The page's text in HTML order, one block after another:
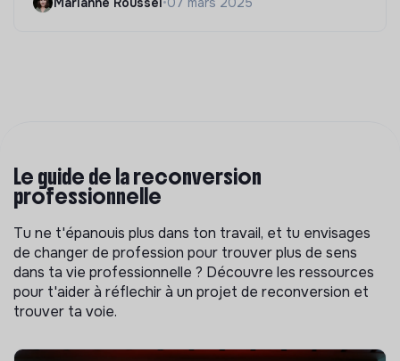
Le guide de la reconversion
professionnelle
Tu ne t'épanouis plus dans ton travail, et tu envisages
de changer de profession pour trouver plus de sens
dans ta vie professionnelle ? Découvre les ressources
pour t'aider à réflechir à un projet de reconversion et
trouver ta voie.